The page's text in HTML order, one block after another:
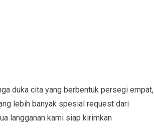
duka cita yang berbentuk persegi empat,
lebih banyak spesial request dari
langganan kami siap kirimkan